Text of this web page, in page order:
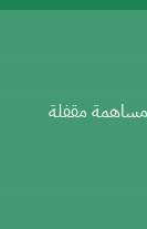
مساهمة مقفلة